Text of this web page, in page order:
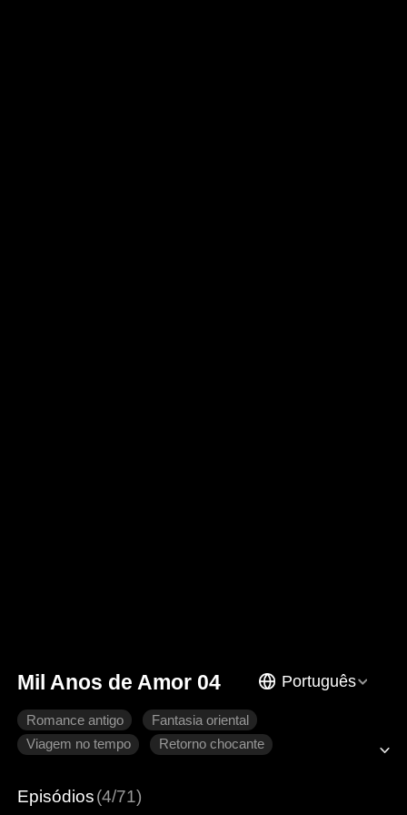
Mil Anos de Amor 04 Português
Romance antigo
Fantasia oriental
Viagem no tempo
Retorno chocante
Episódios(4/71)